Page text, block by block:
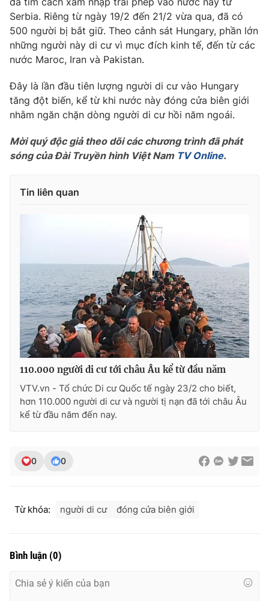
Câu chuyện quốc tế
Thị trường
Góc doanh nghiệp
Dữ liệu và đời sống
Truyền hình
Phim VTV
Hậu trường
Nhân vật
Khán giả
Giải sao mai
Điện ảnh
Sao
Đời sống
Du lịch
Làm đẹp
Giáo dục
Học trực tuyến
Tư vấn
Chuyên mục khác
Emagazine Podcast
Photo Infographic
Video Shorts video
VTV Money
VTV Sức khoẻ
VTV9
Serbia. Riêng từ ngày 19/2 đến 21/2 vừa qua, đã có
500 người bị bắt giữ. Theo cảnh sát Hungary, phần lớn
những người này di cư vì mục đích kinh tế, đến từ các
nước Maroc, Iran và Pakistan.
Đây là lần đầu tiên lượng người di cư vào Hungary
tăng đột biến, kể từ khi nước này đóng cửa biên giới
nhằm ngăn chặn dòng người di cư hồi năm ngoái.
Mời quý độc giả theo dõi các chương trình đã phát
sóng của Đài Truyền hình Việt Nam TV Online.
Tin liên quan
110.000 người di cư tới châu Âu kể từ đầu năm
VTV.vn - Tổ chức Di cư Quốc tế ngày 23/2 cho biết,
hơn 110.000 người di cư và người tị nạn đã tới châu Âu
kể từ đầu năm đến nay.
0 0
Từ khóa: người di cư đóng cửa biên giới
Bình luận (0)